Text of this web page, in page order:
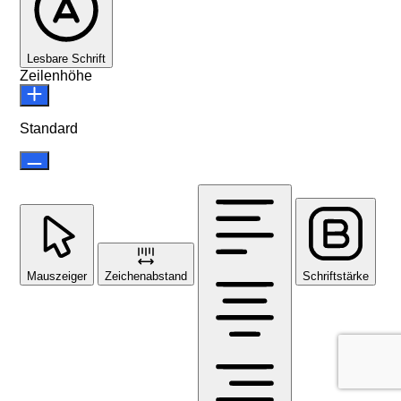
Lesbare Schrift
Zeilenhöhe
Standard
Mauszeiger Zeichenabstand Schriftstärke